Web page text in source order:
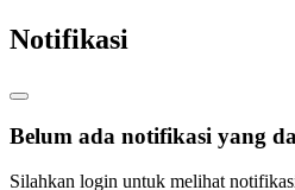
Notifikasi
Belum ada notifikasi yang
Silahkan login untuk melihat